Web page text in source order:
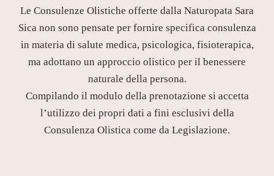
Le Consulenze Olistiche offerte dalla Naturopata Sara
Sica non sono pensate per fornire specifica consulenza
in materia di salute medica, psicologica, fisioterapica,
ma adottano un approccio olistico per il benessere
naturale della persona.
Compilando il modulo della prenotazione si accetta
l’utilizzo dei propri dati a fini esclusivi della
Consulenza Olistica come da Legislazione.